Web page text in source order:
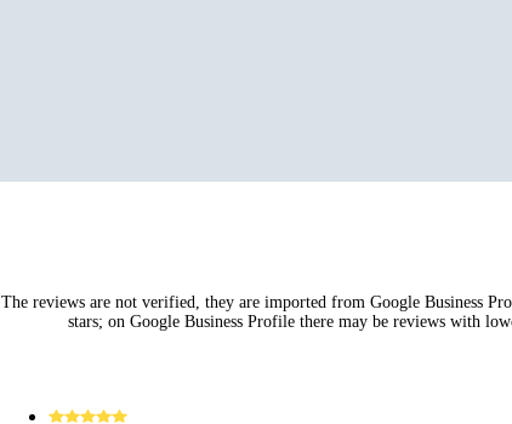
The reviews are not verified, they are imported from Google Business
stars; on Google Business Profile there may be reviews with